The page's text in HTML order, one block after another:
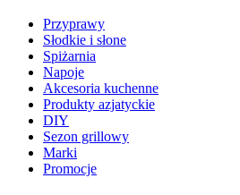
Przyprawy
Słodkie i słone
Spiżarnia
Napoje
Akcesoria kuchenne
Produkty azjatyckie
DIY
Sezon grillowy
Marki
Promocje